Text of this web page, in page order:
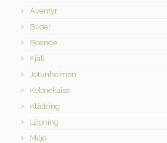
Äventyr
Bilder
Boende
Fjäll
Jotunheimen
Kebnekaise
Klättring
Löpning
Miljö